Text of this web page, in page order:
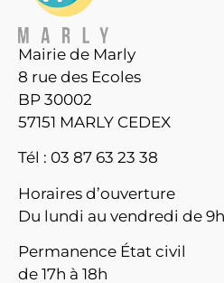
Mairie de Marly
8 rue des Ecoles
BP 30002
57151 MARLY CEDEX
Tél : 03 87 63 23 38
Horaires d’ouverture
Du lundi au vendredi de 9h
Permanence État civil
de 17h à 18h